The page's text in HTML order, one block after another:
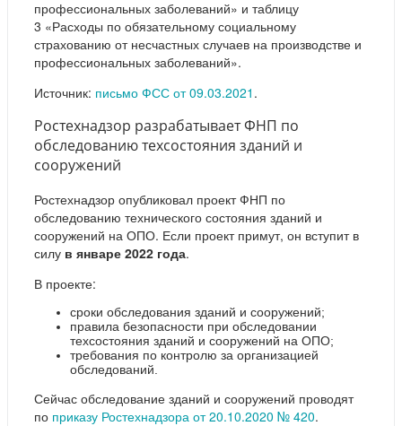
профессиональных заболеваний» и таблицу
3 «Расходы по обязательному социальному
страхованию от несчастных случаев на производстве и
профессиональных заболеваний».
Источник: письмо ФСС от 09.03.2021 .
Ростехнадзор разрабатывает ФНП по
обследованию техсостояния зданий и
сооружений
Ростехнадзор опубликовал проект ФНП по
обследованию технического состояния зданий и
сооружений на ОПО. Если проект примут, он вступит в
силу в январе 2022 года.
В проекте:
сроки обследования зданий и сооружений;
правила безопасности при обследовании
техсостояния зданий и сооружений на ОПО;
требования по контролю за организацией
обследований.
Сейчас обследование зданий и сооружений проводят
по приказу Ростехнадзора от 20.10.2020 № 420.